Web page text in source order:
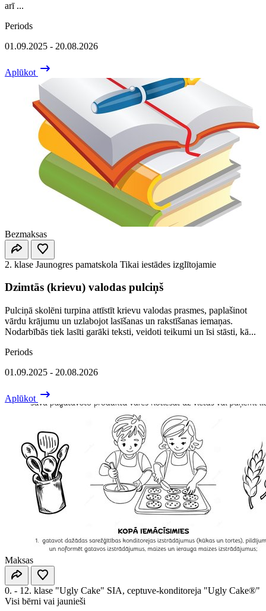
arī ...
Periods
01.09.2025 - 20.08.2026
Aplūkot
Bezmaksas
2. klase Jaunogres pamatskola Tikai iestādes izglītojamie
Dzimtās (krievu) valodas pulciņš
Pulciņā skolēni turpina attīstīt krievu valodas prasmes, paplašinot
vārdu krājumu un uzlabojot lasīšanas un rakstīšanas iemaņas.
Nodarbībās tiek lasīti garāki teksti, veidoti teikumi un īsi stāsti, kā...
Periods
01.09.2025 - 20.08.2026
Aplūkot
Maksas
0. - 12. klase "Ugly Cake" SIA, ceptuve-konditoreja "Ugly Cake®"
Visi bērni vai jaunieši